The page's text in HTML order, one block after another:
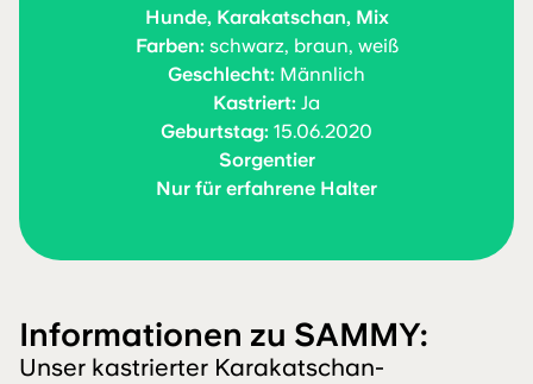
Hunde, Karakatschan, Mix
Farben:schwarz, braun, weiß
Geschlecht: Männlich
Kastriert: Ja
Geburtstag: 15.06.2020
Sorgentier
Nur für erfahrene Halter
Informationen zu SAMMY:
Unser kastrierter Karakatschan-